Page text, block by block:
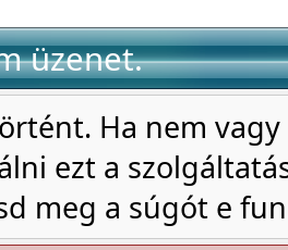
üzenet.
Ha nem
ezt a
meg a súgót e